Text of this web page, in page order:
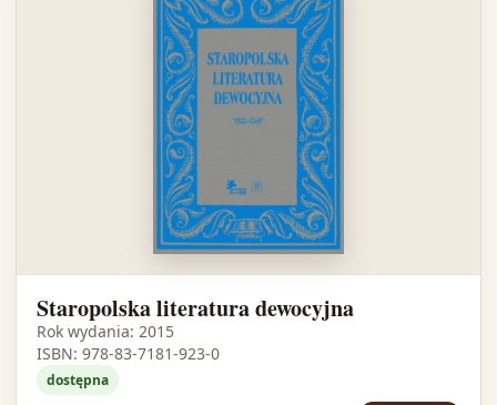
Staropolska literatura dewocyjna
Rok wydania: 2015
ISBN: 978-83-7181-923-0
dostępna